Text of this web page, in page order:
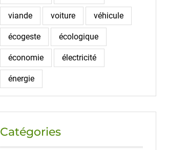
viande voiture véhicule
écogeste écologique
économie électricité
énergie
Catégories